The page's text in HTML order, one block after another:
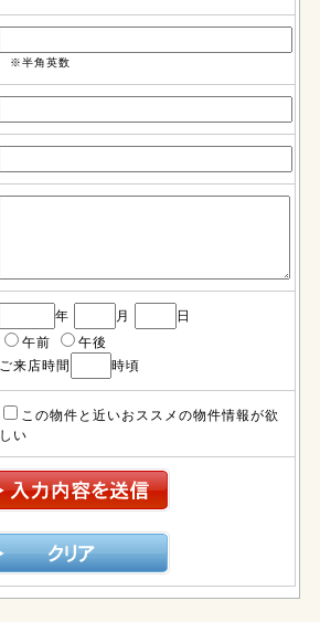
※半角英数
年 月
日
午前
午後
ご来店時間
時頃
この物件と近いおススメの物件情報が欲
しい